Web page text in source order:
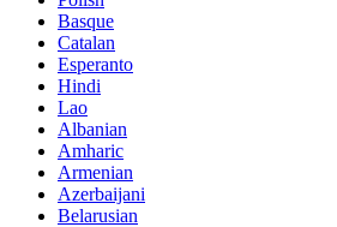
Basque
Catalan
Esperanto
Hindi
Lao
Albanian
Amharic
Armenian
Azerbaijani
Belarusian